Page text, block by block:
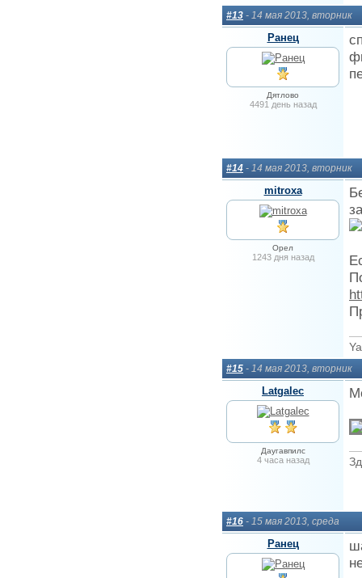
#13 - 14 мая 2013, вторник
Ранец
Дятлово
4491 день назад
#14 - 14 мая 2013, вторник
mitroxa
Орел
1243 дня назад
#15 - 14 мая 2013, вторник
Latgalec
Даугавпилс
4 часа назад
#16 - 15 мая 2013, среда
Ранец